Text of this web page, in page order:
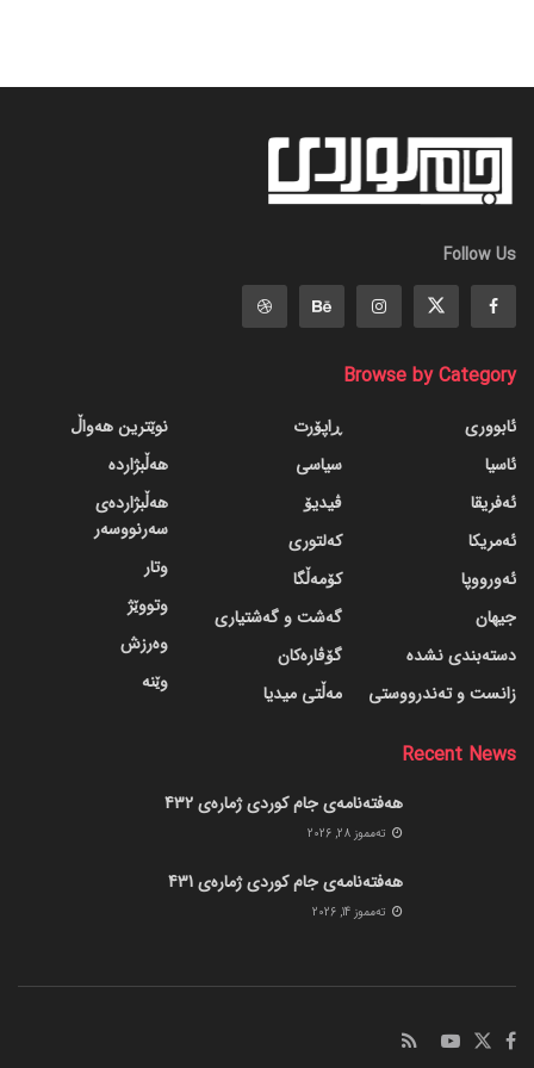
Follow Us
Browse by Category
ئابووری
ئاسیا
ئەفریقا
ئەمریکا
ئەورووپا
جیهان
دسته‌بندی نشده
زانست و تەندرووستی
ڕاپۆرت
سیاسی
ڤیدیۆ
کەلتوری
کۆمەڵگا
گه‌شت و گه‌شتیاری
گۆڤاره‌کان
مەڵتی میدیا
نوێترین هەواڵ
هەڵبژاردە
هەڵبژاردەی
سەرنووسەر
وتار
وتووێژ
وەرزش
وێنە
Recent News
هەفتەنامەی جام کوردی ژمارەی 432
ته‌مموز 28, 2026
هەفتەنامەی جام کوردی ژمارەی 431
ته‌مموز 14, 2026